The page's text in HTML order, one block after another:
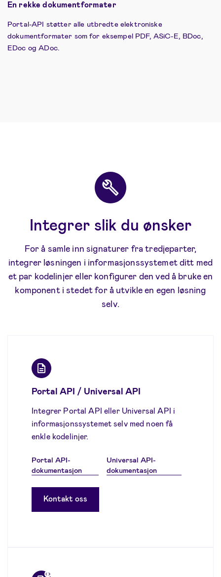
En rekke dokumentformater
Portal-API støtter alle utbredte elektroniske
dokumentformater som for eksempel PDF, ASiC-E, BDoc,
EDoc og ADoc.
Integrer slik du ønsker
For å samle inn signaturer fra tredjeparter,
integrer løsningen i informasjonssystemet ditt med
et par kodelinjer eller konfigurer den ved å bruke en
komponent i stedet for å utvikle en egen løsning
selv.
Portal API / Universal API
Integrer Portal API eller Universal API i
informasjonssystemet selv med noen få
enkle kodelinjer.
Portal API-
dokumentasjon
Universal API-
dokumentasjon
Kontakt oss